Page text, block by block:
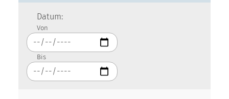
Datum:
Von
Bis